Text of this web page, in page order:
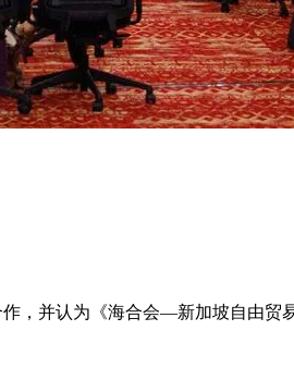
，并认为《海合会—新加坡自由贸